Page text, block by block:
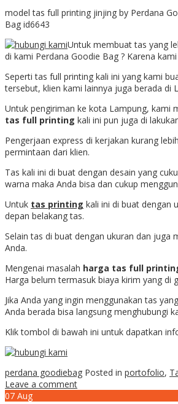
model tas full printing jinjing by Perdana
Bag id6643
Untuk membuat tas yang
di kami Perdana Goodie Bag ? Karena
Seperti tas full printing kali ini yang kami
tersebut, klien kami lainnya juga berada di
Untuk pengiriman ke kota Lampung, kami
tas full printing kali ini pun juga di
Pengerjaan express di kerjakan kurang
permintaan dari klien.
Tas kali ini di buat dengan desain yang
warna maka Anda bisa dan cukup
Untuk tas printing kali ini di buat dengan
depan belakang tas.
Selain tas di buat dengan ukuran dan juga
Anda.
Mengenai masalah harga tas full
Harga belum termasuk biaya kirim yang di
Jika Anda yang ingin menggunakan tas
Anda berada bisa langsung menghubungi
Klik tombol di bawah ini untuk dapatkan
perdana goodiebag Posted in portofolio,
Leave a comment
07 Aug